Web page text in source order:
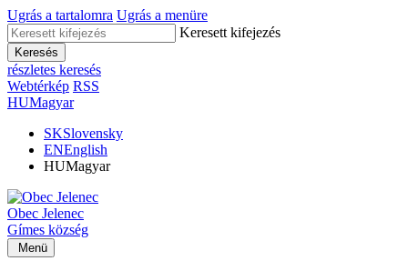
Ugrás a tartalomra Ugrás a menüre
Keresett kifejezés
Keresés
részletes keresés
Webtérkép RSS
HUMagyar
SKSlovensky
ENEnglish
HUMagyar
Obec Jelenec
Gímes község
Menü